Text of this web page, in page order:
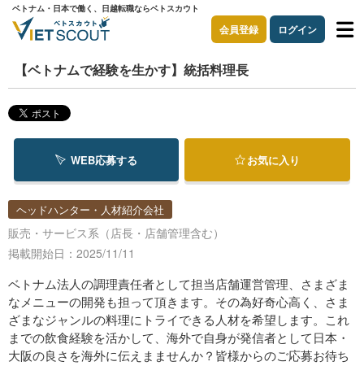
ベトナム・日本で働く、日越転職ならベトスカウト
会員登録 ログイン
【ベトナムで経験を生かす】統括料理長
WEB応募する お気に入り
ヘッドハンター・人材紹介会社
販売・サービス系（店長・店舗管理含む）
掲載開始日：2025/11/11
ベトナム法人の調理責任者として担当店舗運営管理、さまざま
なメニューの開発も担って頂きます。その為好奇心高く、さま
ざまなジャンルの料理にトライできる人材を希望します。これ
までの飲食経験を活かして、海外で自身が発信者として日本・
大阪の良さを海外に伝えまませんか？皆様からのご応募お待ち